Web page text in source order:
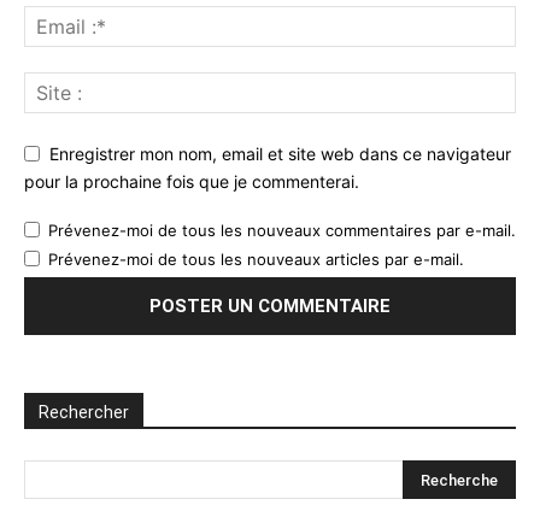
Enregistrer mon nom, email et site web dans ce navigateur
pour la prochaine fois que je commenterai.
Prévenez-moi de tous les nouveaux commentaires par e-mail.
Prévenez-moi de tous les nouveaux articles par e-mail.
Rechercher